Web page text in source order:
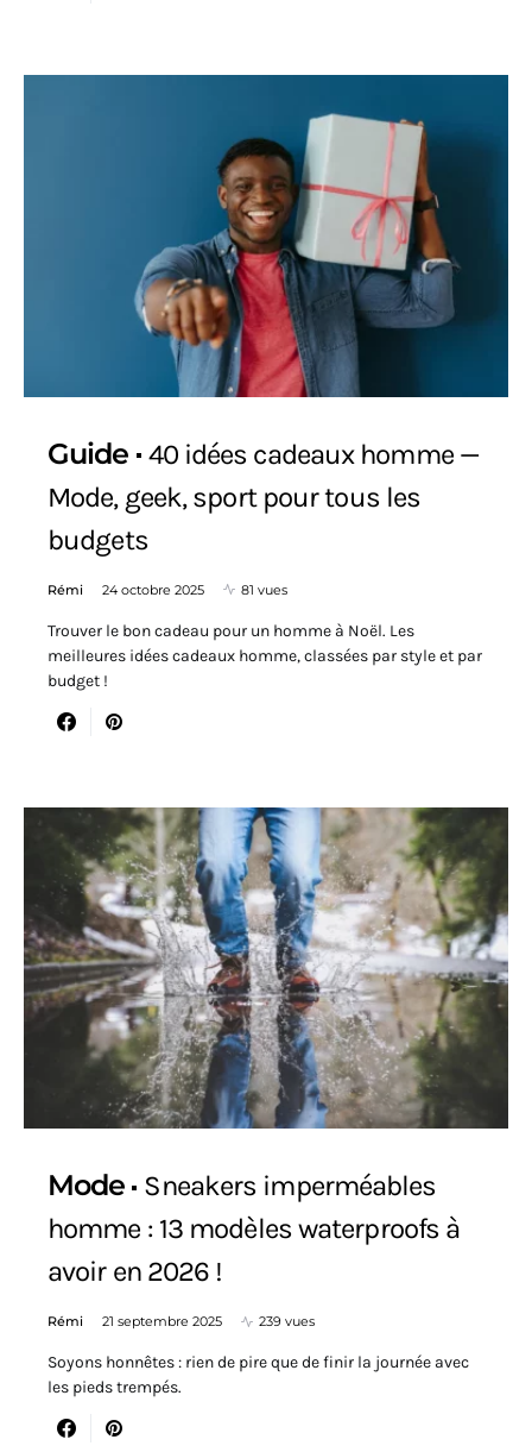
Guide
40 idées cadeaux homme —
Mode, geek, sport pour tous les
budgets
Rémi 24 octobre 2025 81 vues
Trouver le bon cadeau pour un homme à Noël. Les
meilleures idées cadeaux homme, classées par style et par
budget !
Mode
Sneakers imperméables
homme : 13 modèles waterproofs à
avoir en 2026 !
Rémi 21 septembre 2025 239 vues
Soyons honnêtes : rien de pire que de finir la journée avec
les pieds trempés.